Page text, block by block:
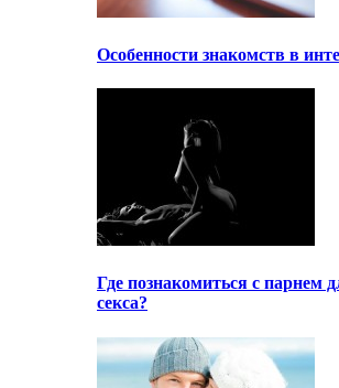
Особенности знакомств в
Где познакомиться с парнем
секса?